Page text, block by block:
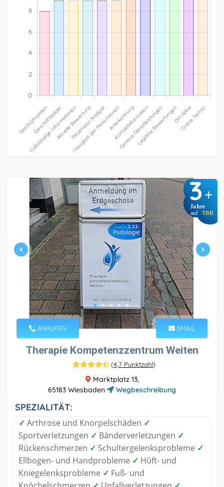
3+
Jahre
auf TBR
ANRUFEN EMAIL
Therapie Kompetenzzentrum Weiten
(4,7 Punktzahl)
Marktplatz 13,
65183 Wiesbaden
Wegbeschreibung
SPEZIALITÄT:
✓ Arthrose und Knorpelschäden ✓
Sportverletzungen ✓ Bänderverletzungen ✓
Rückenschmerzen ✓ Schultergelenksprobleme ✓
Ellbogen- und Handprobleme ✓ Hüft- und
Kniegelenksprobleme ✓ Fuß- und